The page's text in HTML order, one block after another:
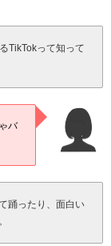
TikTokって知って
バ
踊ったり、面白い